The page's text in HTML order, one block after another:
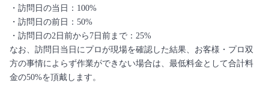
・訪問日の当日：100%
・訪問日の前日：50%
・訪問日の2日前から7日前まで：25%
なお、訪問日当日にプロが現場を確認した結果、お客様・プロ双
方の事情によらず作業ができない場合は、最低料金として合計料
金の50%を頂戴します。